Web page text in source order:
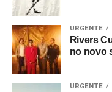
URGENTE
Rivers
no novo
URGENTE